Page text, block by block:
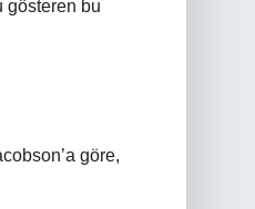
gösteren bu
göre,